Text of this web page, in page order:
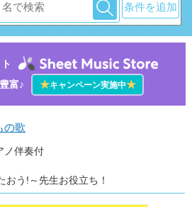
条件を追加
富♪
★キャンペーン実施中★
の歌
ノ伴奏付
おう!～先生お役立ち！